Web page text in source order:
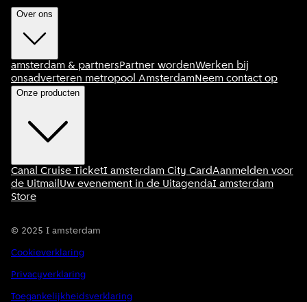
Over ons
amsterdam & partnersPartner wordenWerken bij
onsadverteren metropool AmsterdamNeem contact op
Onze producten
Canal Cruise TicketI amsterdam City CardAanmelden voor
de Uitmail Uw evenement in de UitagendaI amsterdam
Store
© 2025 I amsterdam
Cookieverklaring
Privacyverklaring
Toegankelijkheidsverklaring